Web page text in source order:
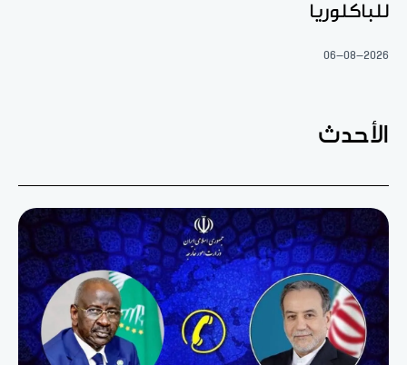
للباكلوريا
06-08-2026
الأحدث